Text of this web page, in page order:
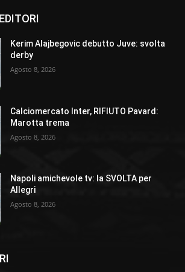
Kerim Alajbegovic debutto Juve: svolta
derby
Agosto 8, 2026
Calciomercato Inter, RIFIUTO Pavard:
Marotta trema
Agosto 8, 2026
Napoli amichevole tv: la SVOLTA per
Allegri
Agosto 8, 2026